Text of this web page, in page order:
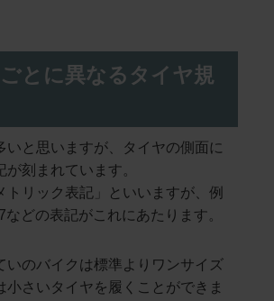
とに異なるタイヤ規
いと思いますが、タイヤの側面に
刻まれています。
トリック表記」といいますが、例
などの表記がこれにあたります。
いのバイクは標準よりワンサイズ
小さいタイヤを履くことができま